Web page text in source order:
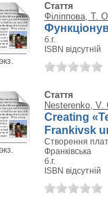
Стаття
Філіппова, Т.
б.г.
ISBN відсутній
Стаття
Nesterenko, V.
Creating
Frankivsk
Створення
Франківська
б.г.
ISBN відсутній